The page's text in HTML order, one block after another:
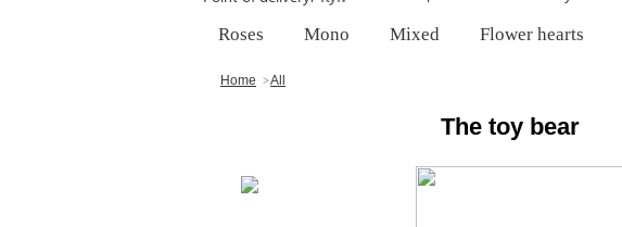
Roses Mono Mixed Flower hearts
Home All
The toy bear